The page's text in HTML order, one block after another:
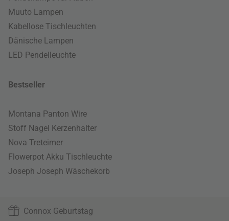
Muuto Lampen
Kabellose Tischleuchten
Dänische Lampen
LED Pendelleuchte
Bestseller
Montana Panton Wire
Stoff Nagel Kerzenhalter
Nova Treteimer
Flowerpot Akku Tischleuchte
Joseph Joseph Wäschekorb
Connox Geburtstag